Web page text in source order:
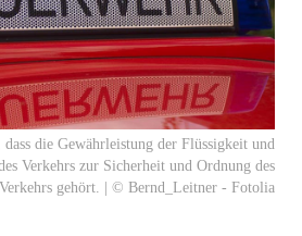
die Gewährleistung der Flüssigkeit und
Verkehrs zur Sicherheit und Ordnung des
Verkehrs gehört. | © Bernd_Leitner - Fotolia